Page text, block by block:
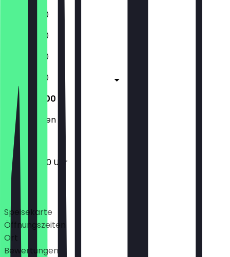
11:30 - 15:00
11:30 - 15:00
11:30 - 15:00
11:30 - 15:00
12:00 - 15:00
Geschlossen
12:00 - 15:00 Uhr
Deals
Speisekarte
Öffnungszeiten
Ort
Bewertungen